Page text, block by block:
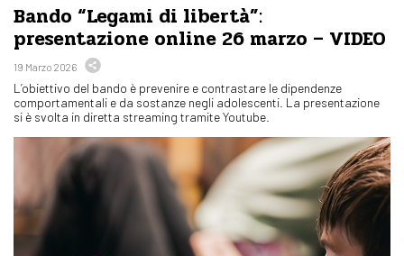
Bando “Legami di libertà”:
presentazione online 26 marzo – VIDEO
19 Marzo 2026
L’obiettivo del bando è prevenire e contrastare le dipendenze
comportamentali e da sostanze negli adolescenti. La presentazione
si è svolta in diretta streaming tramite Youtube.